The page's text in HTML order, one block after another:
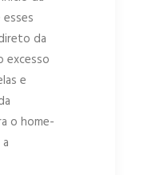
da
excesso
e
o home-